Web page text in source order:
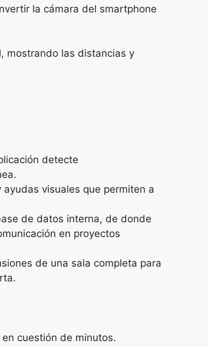
la cámara del smartphone
mostrando las distancias y
detecte
visuales que permiten a
de datos interna, de donde
en proyectos
de una sala completa para
cuestión de minutos.